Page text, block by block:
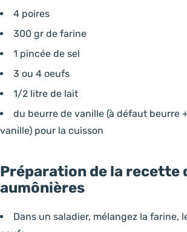
4 poires
300 gr de farine
1 pincée de sel
3 ou 4 oeufs
1/2 litre de lait
du beurre de vanille (à défaut beurre
vanille) pour la cuisson
Préparation de la recette
aumônières
Dans un saladier, mélangez la farine,